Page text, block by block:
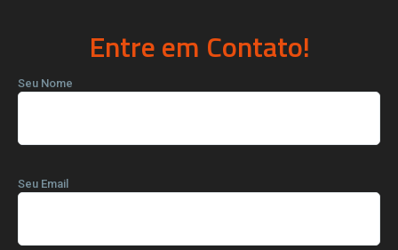
Entre em Contato!
Seu Nome
Seu Email